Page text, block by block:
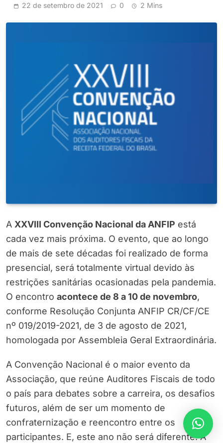
22 de setembro de 2021 0 2 Mins
A XXVIII Convenção Nacional da ANFIP está
cada vez mais próxima. O evento, que ao longo
de mais de sete décadas foi realizado de forma
presencial, será totalmente virtual devido às
restrições sanitárias ocasionadas pela pandemia.
O encontro acontece de 8 a 10 de novembro,
conforme Resolução Conjunta ANFIP CR/CF/CE
nº 019/2019-2021, de 3 de agosto de 2021,
homologada por Assembleia Geral Extraordinária.
A Convenção Nacional é o maior evento da
Associação, que reúne Auditores Fiscais de todo
o país para debates sobre a carreira, os desafios
futuros, além de ser um momento de
confraternização e reencontro entre os
participantes. E, este ano não será diferente! A